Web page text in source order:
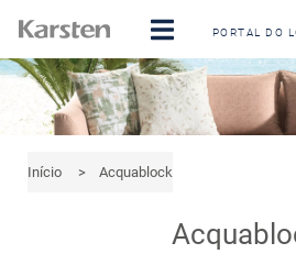
PORTAL DO
Início > Acquablock